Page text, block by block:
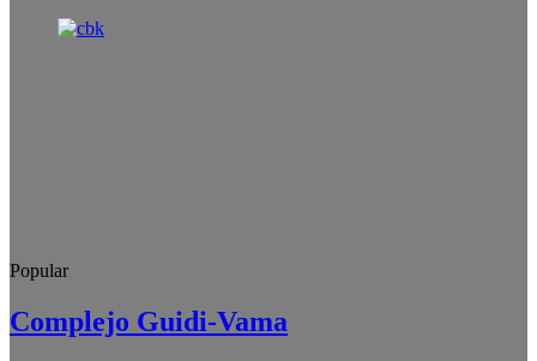
Popular
Complejo Guidi-Vama